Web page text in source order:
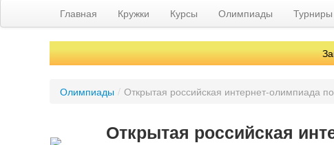
Главная Кружки Курсы Олимпиады Турниры
Олимпиады / Открытая российская интернет-олимпиада
Открытая российская